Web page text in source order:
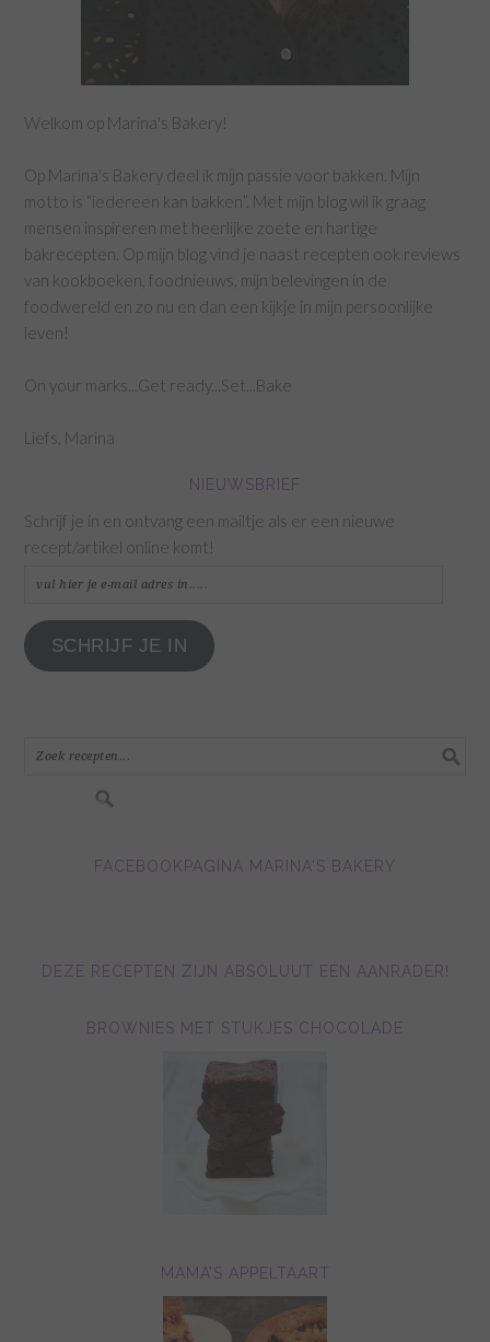
Welkom op Marina's Bakery!
Op Marina's Bakery deel ik mijn passie voor bakken. Mijn
motto is “iedereen kan bakken”. Met mijn blog wil ik graag
mensen inspireren met heerlijke zoete en hartige
bakrecepten. Op mijn blog vind je naast recepten ook reviews
van kookboeken, foodnieuws, mijn belevingen in de
foodwereld en zo nu en dan een kijkje in mijn persoonlijke
leven!
On your marks...Get ready...Set...Bake
Liefs, Marina
NIEUWSBRIEF
Schrijf je in en ontvang een mailtje als er een nieuwe
recept/artikel online komt!
vul
je
e-
SCHRIJF JE IN
FACEBOOKPAGINA MARINA'S BAKERY
DEZE RECEPTEN ZIJN ABSOLUUT EEN AANRADER!
BROWNIES MET STUKJES CHOCOLADE
MAMA’S APPELTAART